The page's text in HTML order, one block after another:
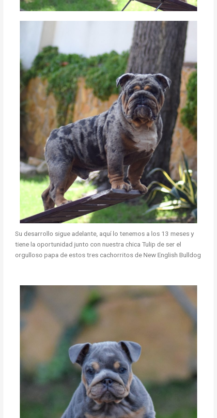
Su desarrollo sigue adelante, aquí lo tenemos a los 13 meses y
tiene la oportunidad junto con nuestra chica Tulip de ser el
orgulloso papa de estos tres cachorritos de New English Bulldog